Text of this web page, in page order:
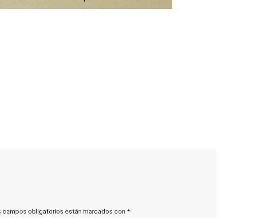
campos obligatorios están marcados con *